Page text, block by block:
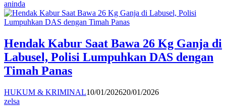
aninda
Hendak Kabur Saat Bawa 26 Kg Ganja di
Labusel, Polisi Lumpuhkan DAS dengan
Timah Panas
HUKUM & KRIMINAL10/01/202620/01/2026
zelsa